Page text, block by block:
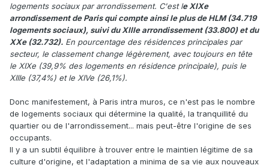
logements sociaux par arrondissement. C'est le XIXe
arrondissement de Paris qui compte ainsi le plus de HLM (34.719
logements sociaux), suivi du XIIIe arrondissement (33.800) et du
XXe (32.732). En pourcentage des résidences principales par
secteur, le classement change légèrement, avec toujours en tête
le XIXe (39,9% des logements en résidence principale), puis le
XIIIe (37,4%) et le XIVe (26,1%).
Donc manifestement, à Paris intra muros, ce n'est pas le nombre
de logements sociaux qui détermine la qualité, la tranquillité du
quartier ou de l'arrondissement... mais peut-être l'origine de ses
occupants.
Il y a un subtil équilibre à trouver entre le maintien légitime de sa
culture d'origine, et l'adaptation a minima de sa vie aux nouveaux